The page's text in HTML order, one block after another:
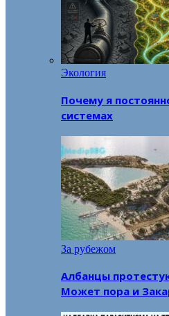
Экология
Почему я
системах
За рубежом
Албанцы
Может пора и